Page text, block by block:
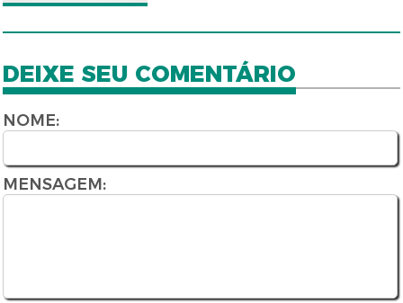
DEIXE SEU COMENTÁRIO
NOME:
MENSAGEM: